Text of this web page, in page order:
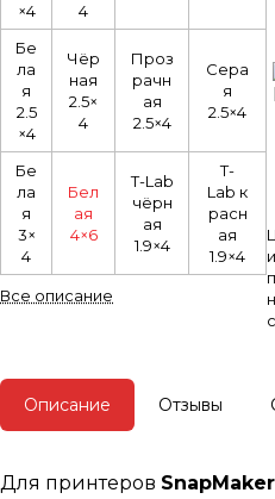
×4
4
Бе
ла
я
2.5
×4
Чёр
ная
2.5×
4
Проз
рачн
ая
2.5×4
Сера
я
2.5×4
Бе
ла
я
3×
4
Бел
ая
4×6
T-Lab
чёрн
ая
1.9×4
T-
Lab к
расн
ая
1.9×4
Все описание
Описание Отзывы
Для принтеров SnapMaker